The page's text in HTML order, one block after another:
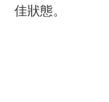
佳狀態。